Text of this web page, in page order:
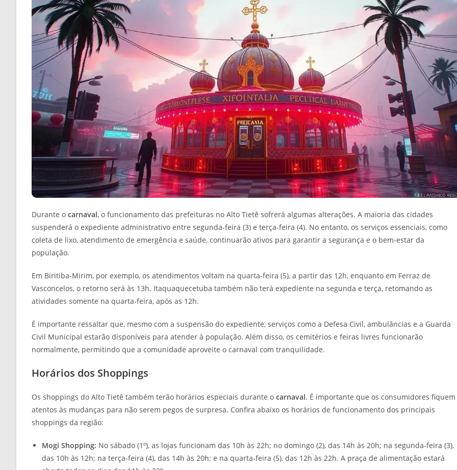
Durante o carnaval, o funcionamento das prefeituras no Alto Tietê sofrerá algumas alterações. A maioria das cidades
suspenderá o expediente administrativo entre segunda-feira (3) e terça-feira (4). No entanto, os serviços essenciais, como
coleta de lixo, atendimento de emergência e saúde, continuarão ativos para garantir a segurança e o bem-estar da
população.
Em Biritiba-Mirim, por exemplo, os atendimentos voltam na quarta-feira (5), a partir das 12h, enquanto em Ferraz de
Vasconcelos, o retorno será às 13h. Itaquaquecetuba também não terá expediente na segunda e terça, retomando as
atividades somente na quarta-feira, após as 12h.
É importante ressaltar que, mesmo com a suspensão do expediente, serviços como a Defesa Civil, ambulâncias e a Guarda
Civil Municipal estarão disponíveis para atender à população. Além disso, os cemitérios e feiras livres funcionarão
normalmente, permitindo que a comunidade aproveite o carnaval com tranquilidade.
Horários dos Shoppings
Os shoppings do Alto Tietê também terão horários especiais durante o carnaval. É importante que os consumidores fiquem
atentos às mudanças para não serem pegos de surpresa. Confira abaixo os horários de funcionamento dos principais
shoppings da região:
Mogi Shopping: No sábado (1º), as lojas funcionam das 10h às 22h; no domingo (2), das 14h às 20h; na segunda-feira (3),
das 10h às 12h; na terça-feira (4), das 14h às 20h; e na quarta-feira (5), das 12h às 22h. A praça de alimentação estará